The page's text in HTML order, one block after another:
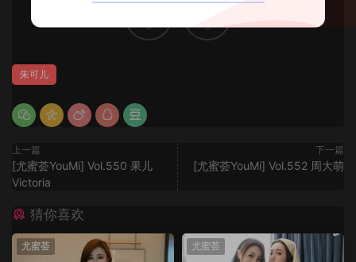
0 0
朱可儿
上一篇
[尤蜜荟YouMi] Vol.550 果儿
Victoria
下一篇
[尤蜜荟YouMi] Vol.552 周大萌
猜你喜欢
尤蜜荟 尤蜜荟